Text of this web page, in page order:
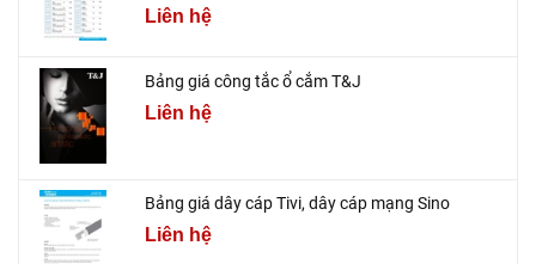
Liên hệ
Bảng giá công tắc ổ cắm T&J
Liên hệ
Bảng giá dây cáp Tivi, dây cáp mạng Sino
Liên hệ